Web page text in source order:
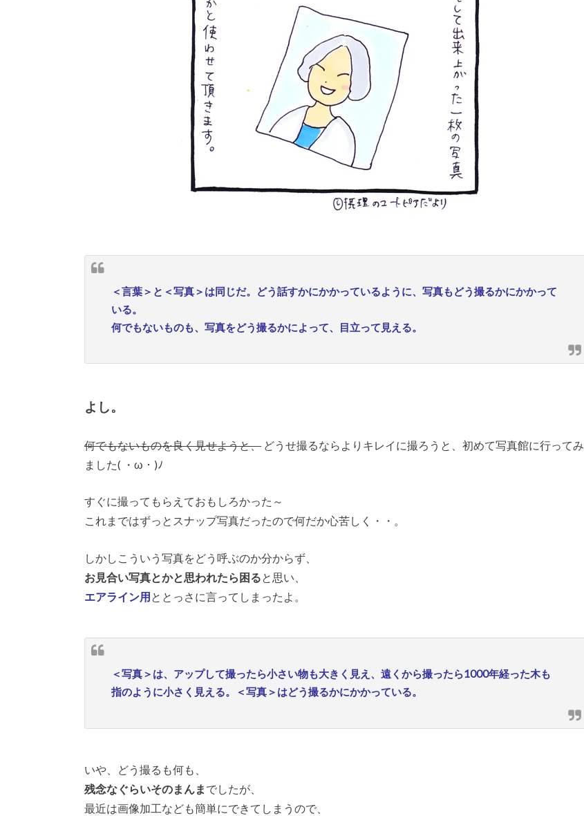
＜言葉＞と＜写真＞は同じだ。どう話すかにかかっているように、写真もどう撮るかにかかって
いる。
何でもないものも、写真をどう撮るかによって、目立って見える。
よし。
何でもないものを良く見せようと、 どうせ撮るならよりキレイに撮ろうと、初めて写真館に行ってみ
ました( ・ω・)ﾉ
すぐに撮ってもらえておもしろかった～
これまではずっとスナップ写真だったので何だか心苦しく・・。
しかしこういう写真をどう呼ぶのか分からず、
お見合い写真とかと思われたら困る と思い、
エアライン用 ととっさに言ってしまったよ。
＜写真＞は、アップして撮ったら小さい物も大きく見え、遠くから撮ったら1000年経った木も
指のように小さく見える。＜写真＞はどう撮るかにかかっている。
いや、どう撮るも何も、
残念なぐらいそのまんま でしたが、
最近は画像加工なども簡単にできてしまうので、